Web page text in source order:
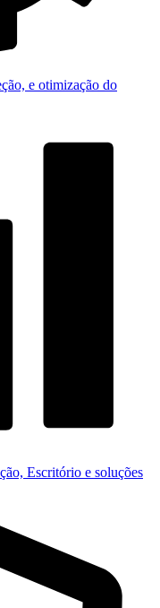
e otimização do
Escritório e soluções